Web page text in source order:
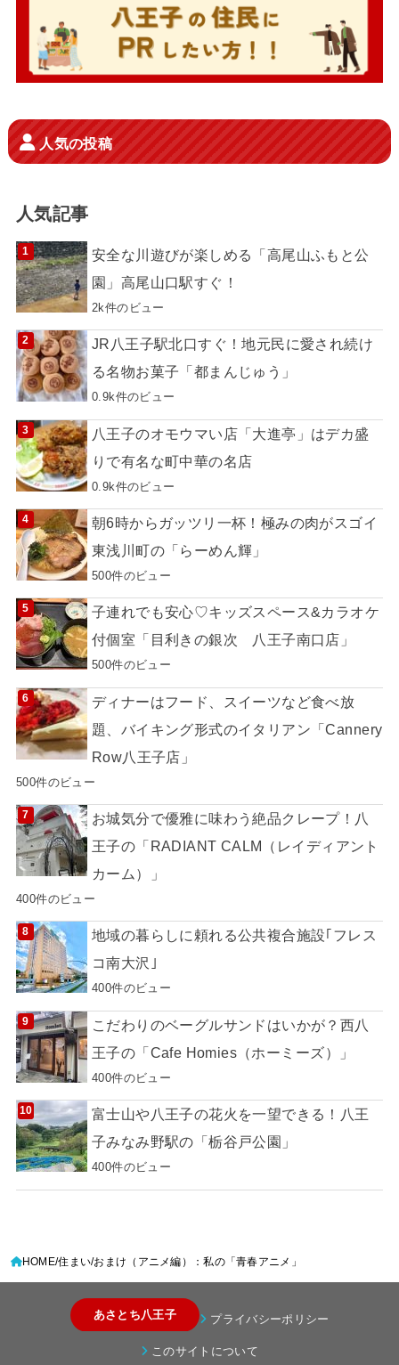
人気の投稿
人気記事
安全な川遊びが楽しめる「高尾山ふもと公
園」高尾山口駅すぐ！
2k件のビュー
JR八王子駅北口すぐ！地元民に愛され続け
る名物お菓子「都まんじゅう」
0.9k件のビュー
八王子のオモウマい店「大進亭」はデカ盛
りで有名な町中華の名店
0.9k件のビュー
朝6時からガッツリ一杯！極みの肉がスゴイ
東浅川町の「らーめん輝」
500件のビュー
子連れでも安心♡キッズスペース&カラオケ
付個室「目利きの銀次 八王子南口店」
500件のビュー
ディナーはフード、スイーツなど食べ放
題、バイキング形式のイタリアン「Cannery
Row八王子店」
500件のビュー
お城気分で優雅に味わう絶品クレープ！八
王子の「RADIANT CALM（レイディアント
カーム）」
400件のビュー
地域の暮らしに頼れる公共複合施設｢フレス
コ南大沢｣
400件のビュー
こだわりのベーグルサンドはいかが？西八
王子の「Cafe Homies（ホーミーズ）」
400件のビュー
富士山や八王子の花火を一望できる！八王
子みなみ野駅の「栃谷戸公園」
400件のビュー
HOME 住まい おまけ（アニメ編）：私の「青春アニメ」
あさとち八王子 プライバシーポリシー
このサイトについて